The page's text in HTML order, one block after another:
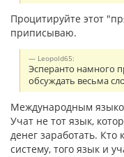
Процитируйте этот
приписываю.
Leopold65:
Эсперанто намного
обсуждать весьма
Международным
Учат не тот язык,
денег заработать.
систему, того язык и